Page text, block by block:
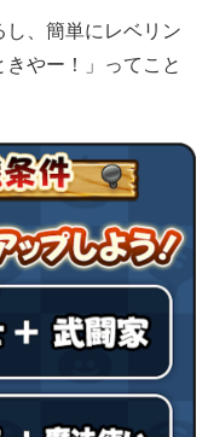
、簡単にレベリン
やー！」ってこと